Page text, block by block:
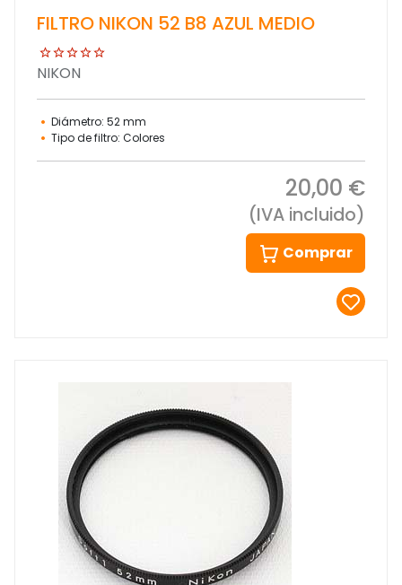
FILTRO NIKON 52 B8 AZUL MEDIO
NIKON
Diámetro: 52 mm
Tipo de filtro: Colores
20,00 €
(IVA incluido)
Comprar